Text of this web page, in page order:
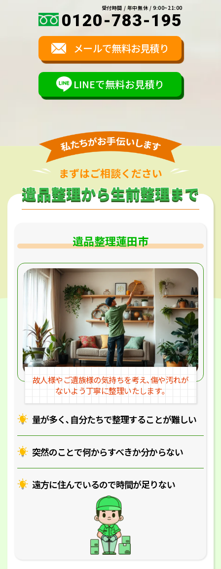
受付時間 / 年中無休 / 9:00~21:00
0120-783-195
メールで無料お見積り
LINEで無料お見積り
まずはご相談ください
遺品整理から生前整理まで
遺品整理から生前整理まで
遺品整理蓮田市
量が多く､自分たちで整理することが難しい
突然のことで何からすべきか分からない
遠方に住んでいるので時間が足りない
故人様やご遺族様の気持ちを考え､傷や汚れが
ないよう丁寧に整理いたします｡